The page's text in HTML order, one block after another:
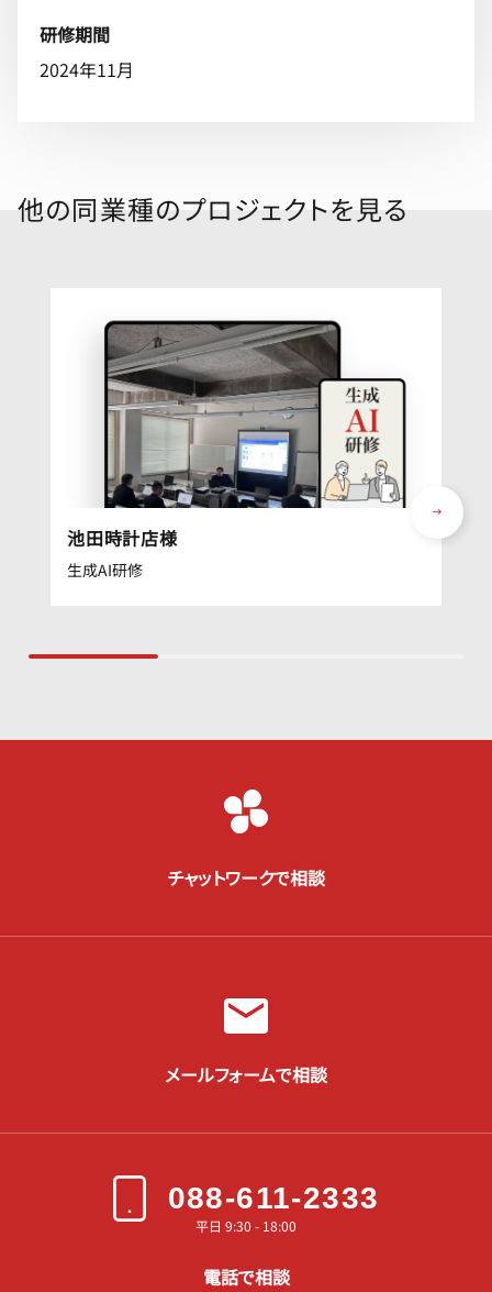
研修期間
2024年11月
他の同業種のプロジェクトを見る
池田時計店様
生成AI研修
チャットワークで相談
メールフォームで相談
088-611-2333
平日 9:30 - 18:00
電話で相談